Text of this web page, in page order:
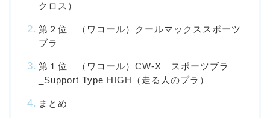
クロス）
第２位 （ワコール）クールマックススポーツ
ブラ
第１位 （ワコール）CW-X スポーツブラ
_Support Type HIGH（走る人のブラ）
まとめ